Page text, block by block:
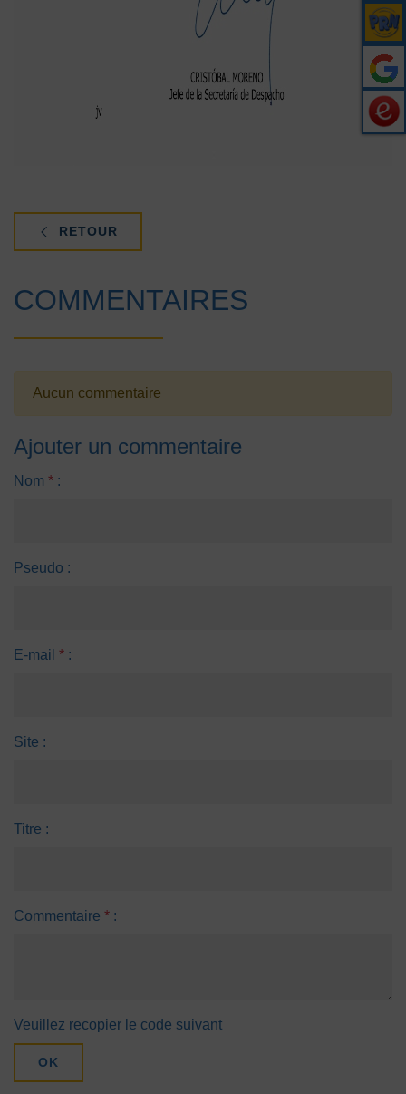
RETOUR
COMMENTAIRES
Aucun commentaire
Ajouter un commentaire
Nom * :
Pseudo :
E-mail * :
Site :
Titre :
Commentaire * :
Veuillez recopier le code suivant
OK